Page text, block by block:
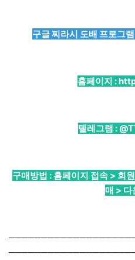
구글 찌라시 도배 프로그
홈페이지 :
텔레그램 :
구매방법 : 홈페이지 접속 > 회
매 > 다